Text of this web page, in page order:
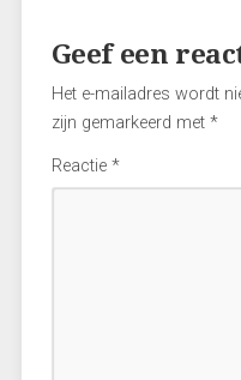
Geef een
Het e-mailadres wordt
zijn gemarkeerd met *
Reactie *